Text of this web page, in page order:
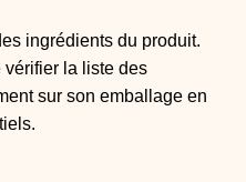
ingrédients du produit.
vérifier la liste des
sur son emballage en